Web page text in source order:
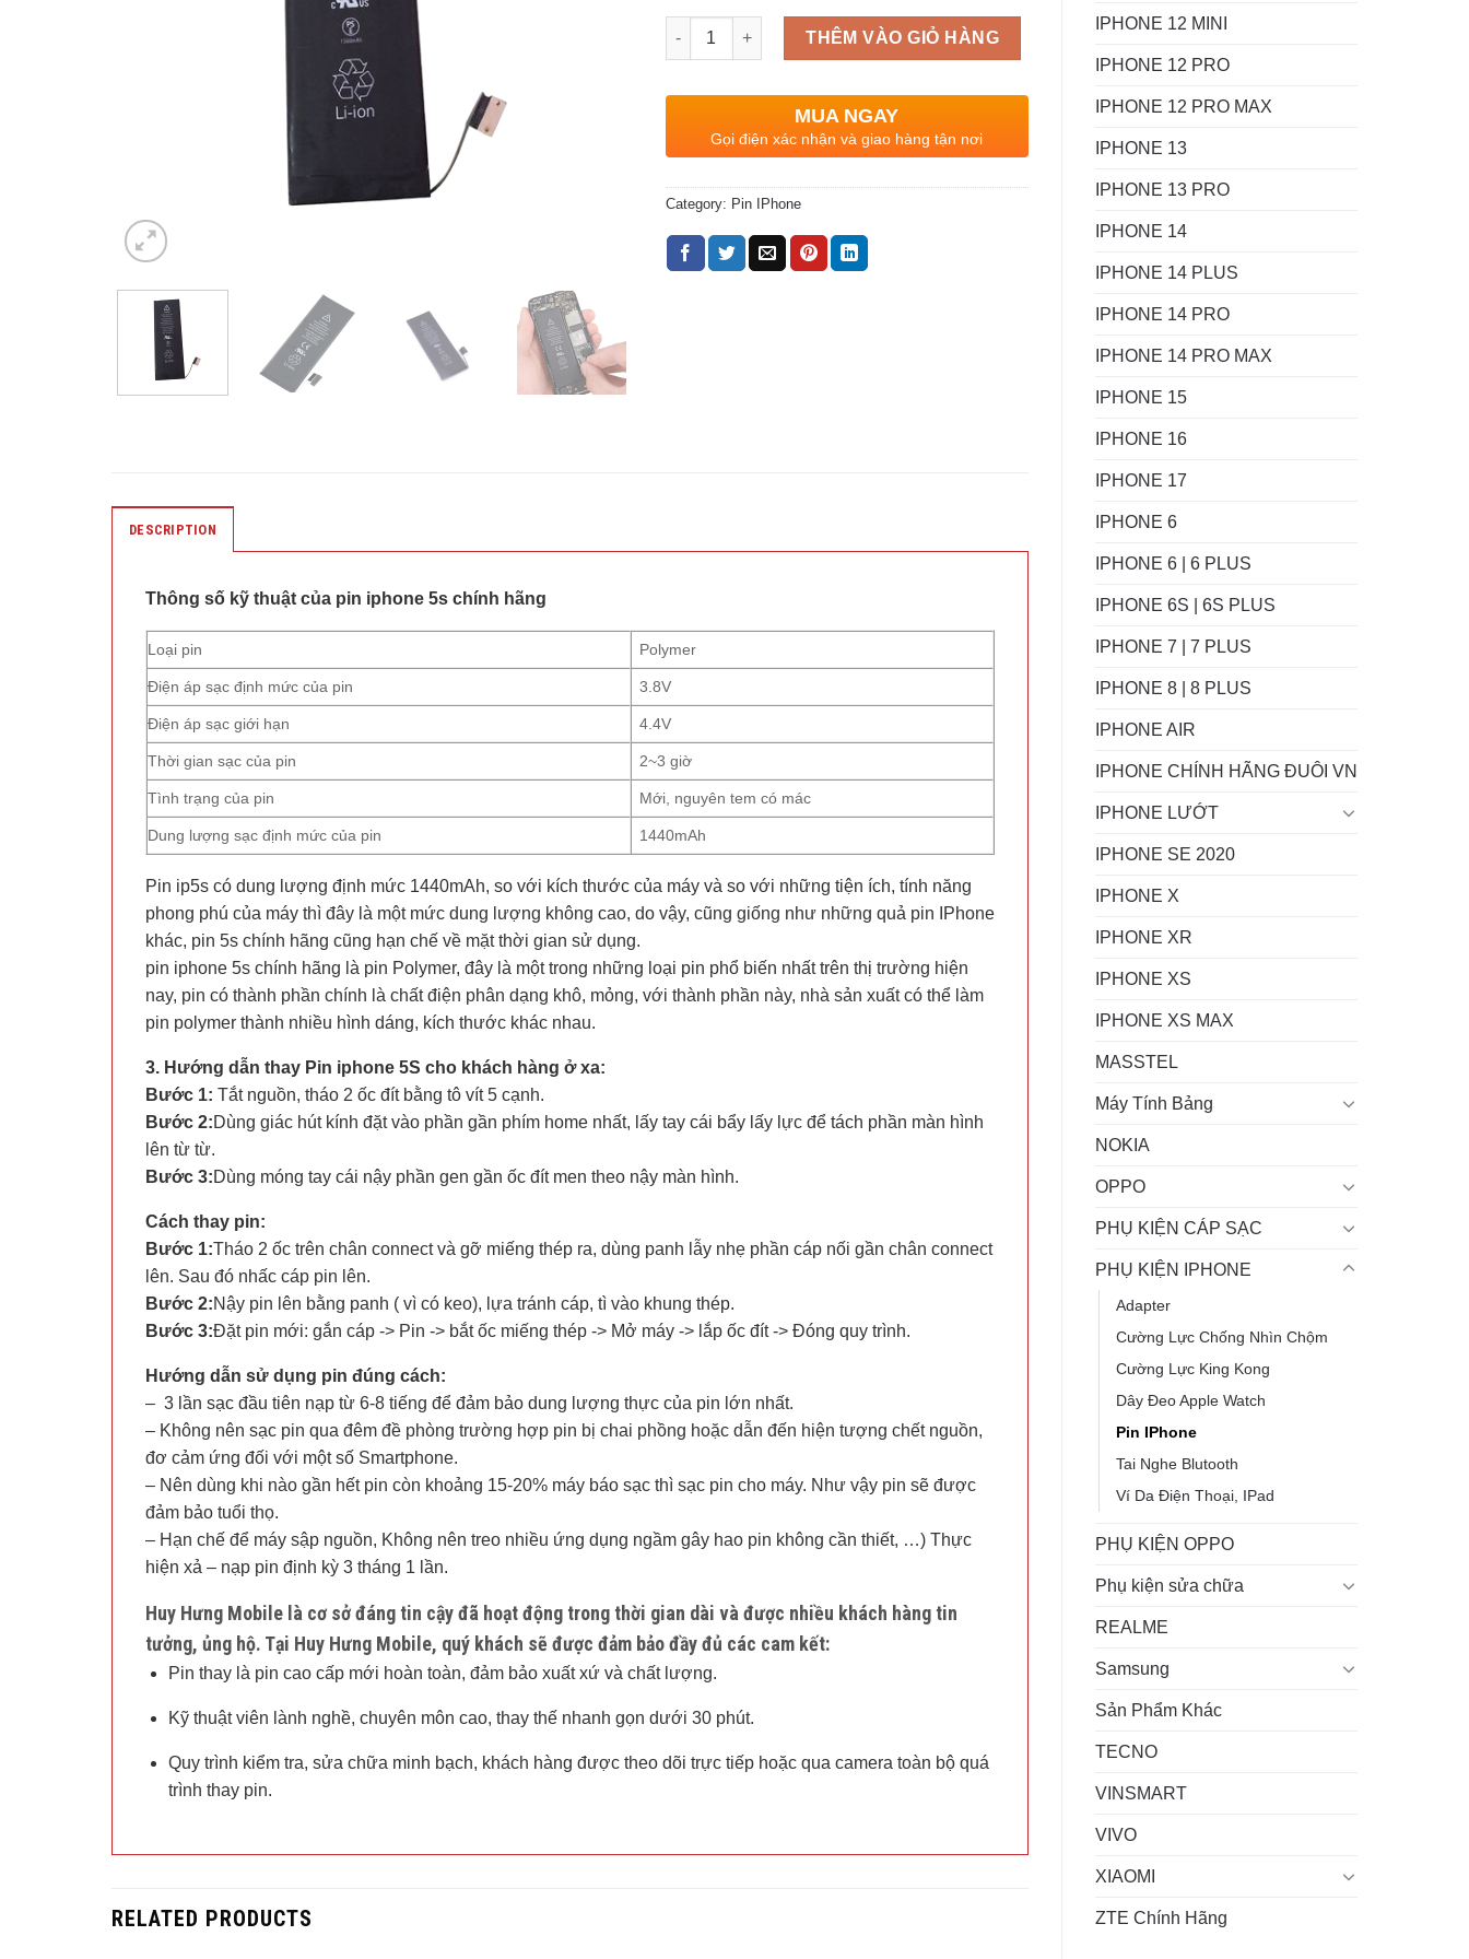
IPHONE 12 MINI
IPHONE 12 PRO
IPHONE 12 PRO MAX
IPHONE 13
IPHONE 13 PRO
IPHONE 14
IPHONE 14 PLUS
IPHONE 14 PRO
IPHONE 14 PRO MAX
IPHONE 15
IPHONE 16
IPHONE 17
IPHONE 6
IPHONE 6 | 6 PLUS
IPHONE 6S | 6S PLUS
IPHONE 7 | 7 PLUS
IPHONE 8 | 8 PLUS
IPHONE AIR
IPHONE CHÍNH HÃNG ĐUÔI VN
IPHONE LƯỚT
IPHONE SE 2020
IPHONE X
IPHONE XR
IPHONE XS
IPHONE XS MAX
MASSTEL
Máy Tính Bảng
NOKIA
OPPO
PHỤ KIỆN CÁP SẠC
PHỤ KIỆN IPHONE
Adapter
Cường Lực Chống Nhìn Chộm
Cường Lực King Kong
Dây Đeo Apple Watch
Pin IPhone
Tai Nghe Blutooth
Ví Da Điện Thoại, IPad
PHỤ KIỆN OPPO
Phụ kiện sửa chữa
REALME
Samsung
Sản Phẩm Khác
TECNO
VINSMART
VIVO
XIAOMI
ZTE Chính Hãng
Quantity
THÊM VÀO GIỎ HÀNG
MUA NGAY
Gọi điện xác nhận và giao hàng tận nơi
Category: Pin IPhone
DESCRIPTION
Thông số kỹ thuật của pin iphone 5s chính hãng
Loại pin Polymer
Điện áp sạc định mức của pin 3.8V
Điện áp sạc giới hạn 4.4V
Thời gian sạc của pin 2~3 giờ
Tình trạng của pin Mới, nguyên tem có mác
Dung lượng sạc định mức của pin 1440mAh
Pin ip5s có dung lượng định mức 1440mAh, so với kích thước của máy và so với những tiện ích, tính năng
phong phú của máy thì đây là một mức dung lượng không cao, do vậy, cũng giống như những quả pin IPhone
khác, pin 5s chính hãng cũng hạn chế về mặt thời gian sử dụng.
pin iphone 5s chính hãng là pin Polymer, đây là một trong những loại pin phổ biến nhất trên thị trường hiện
nay, pin có thành phần chính là chất điện phân dạng khô, mỏng, với thành phần này, nhà sản xuất có thể làm
pin polymer thành nhiều hình dáng, kích thước khác nhau.
3. Hướng dẫn thay Pin iphone 5S cho khách hàng ở xa:
Bước 1: Tắt nguồn, tháo 2 ốc đít bằng tô vít 5 cạnh.
Bước 2:Dùng giác hút kính đặt vào phần gần phím home nhất, lấy tay cái bẩy lấy lực để tách phần màn hình
lên từ từ.
Bước 3:Dùng móng tay cái nậy phần gen gần ốc đít men theo nậy màn hình.
Cách thay pin:
Bước 1:Tháo 2 ốc trên chân connect và gỡ miếng thép ra, dùng panh lẫy nhẹ phần cáp nối gần chân connect
lên. Sau đó nhấc cáp pin lên.
Bước 2:Nậy pin lên bằng panh ( vì có keo), lựa tránh cáp, tì vào khung thép.
Bước 3:Đặt pin mới: gắn cáp -> Pin -> bắt ốc miếng thép -> Mở máy -> lắp ốc đít -> Đóng quy trình.
Hướng dẫn sử dụng pin đúng cách:
– 3 lần sạc đầu tiên nạp từ 6-8 tiếng để đảm bảo dung lượng thực của pin lớn nhất.
– Không nên sạc pin qua đêm đề phòng trường hợp pin bị chai phồng hoặc dẫn đến hiện tượng chết nguồn,
đơ cảm ứng đối với một số Smartphone.
– Nên dùng khi nào gần hết pin còn khoảng 15-20% máy báo sạc thì sạc pin cho máy. Như vậy pin sẽ được
đảm bảo tuổi thọ.
– Hạn chế để máy sập nguồn, Không nên treo nhiều ứng dụng ngầm gây hao pin không cần thiết, …) Thực
hiện xả – nạp pin định kỳ 3 tháng 1 lần.
Huy Hưng Mobile là cơ sở đáng tin cậy đã hoạt động trong thời gian dài và được nhiều khách hàng tin
tưởng, ủng hộ. Tại Huy Hưng Mobile, quý khách sẽ được đảm bảo đầy đủ các cam kết:
Pin thay là pin cao cấp mới hoàn toàn, đảm bảo xuất xứ và chất lượng.
Kỹ thuật viên lành nghề, chuyên môn cao, thay thế nhanh gọn dưới 30 phút.
Quy trình kiểm tra, sửa chữa minh bạch, khách hàng được theo dõi trực tiếp hoặc qua camera toàn bộ quá
trình thay pin.
RELATED PRODUCTS